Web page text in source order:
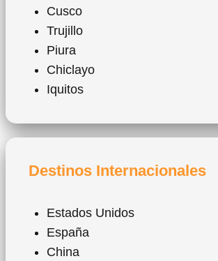
Cusco
Trujillo
Piura
Chiclayo
Iquitos
Destinos Internacionales
Estados Unidos
España
China